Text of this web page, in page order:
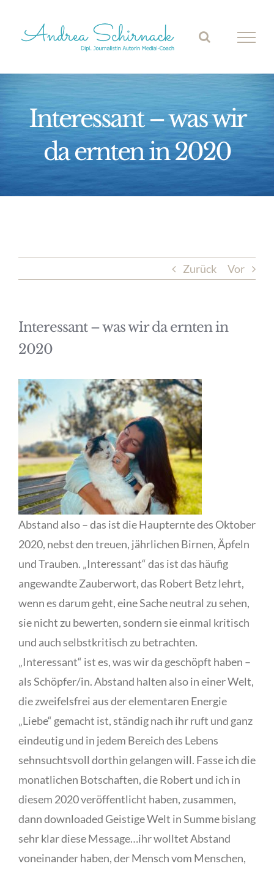
Inhalt
Interessant – was wir
da ernten in 2020
Zurück Vor
Interessant – was wir da ernten in
2020
Abstand also – das ist die Haupternte des Oktober
2020, nebst den treuen, jährlichen Birnen, Äpfeln
und Trauben. „Interessant“ das ist das häufig
angewandte Zauberwort, das Robert Betz lehrt,
wenn es darum geht, eine Sache neutral zu sehen,
sie nicht zu bewerten, sondern sie einmal kritisch
und auch selbstkritisch zu betrachten.
„Interessant“ ist es, was wir da geschöpft haben –
als Schöpfer/in. Abstand halten also in einer Welt,
die zweifelsfrei aus der elementaren Energie
„Liebe“ gemacht ist, ständig nach ihr ruft und ganz
eindeutig und in jedem Bereich des Lebens
sehnsuchtsvoll dorthin gelangen will. Fasse ich die
monatlichen Botschaften, die Robert und ich in
diesem 2020 veröffentlicht haben, zusammen,
dann downloaded Geistige Welt in Summe bislang
sehr klar diese Message…ihr wolltet Abstand
voneinander haben, der Mensch vom Menschen,